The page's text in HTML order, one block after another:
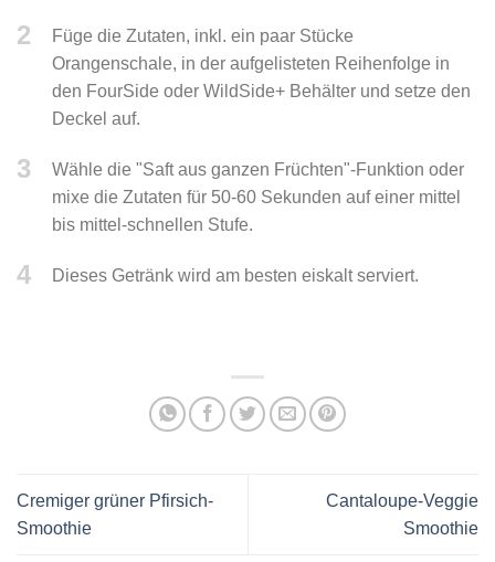
2
Füge die Zutaten, inkl. ein paar Stücke
Orangenschale, in der aufgelisteten Reihenfolge in
den FourSide oder WildSide+ Behälter und setze den
Deckel auf.
3
Wähle die "Saft aus ganzen Früchten"-Funktion oder
mixe die Zutaten für 50-60 Sekunden auf einer mittel
bis mittel-schnellen Stufe.
4 Dieses Getränk wird am besten eiskalt serviert.
Cremiger grüner Pfirsich-
Smoothie
Cantaloupe-Veggie
Smoothie